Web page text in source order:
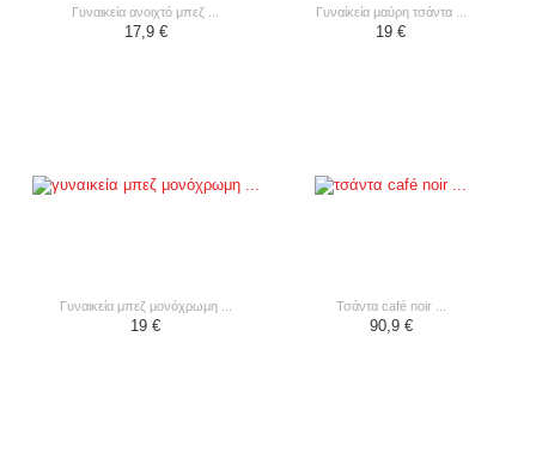
γυναικεία ανοιχτό μπεζ ...
17,9 €
γυναίκεία μαύρη τσάντα ...
19 €
γυναικεία μπεζ μονόχρωμη ...
19 €
τσάντα café noir ...
90,9 €